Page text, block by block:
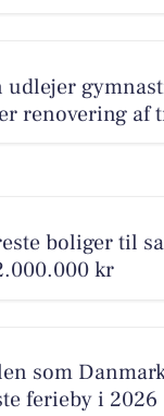
udlejer
renovering af
boliger til
kr
som
ferieby i 2026